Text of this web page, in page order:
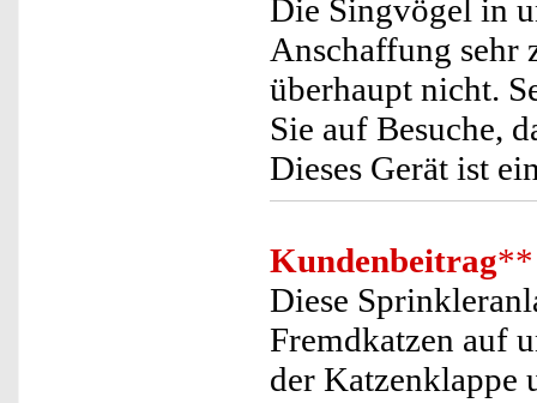
Die Singvögel in
Anschaffung sehr
überhaupt nicht.
Sie auf Besuche,
Dieses Gerät ist
Kundenbeitrag**
Diese
Fremdkatzen auf
der Katzenklappe